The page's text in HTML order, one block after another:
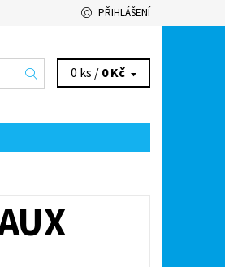
PŘIHLÁŠENÍ
0 ks /0 Kč